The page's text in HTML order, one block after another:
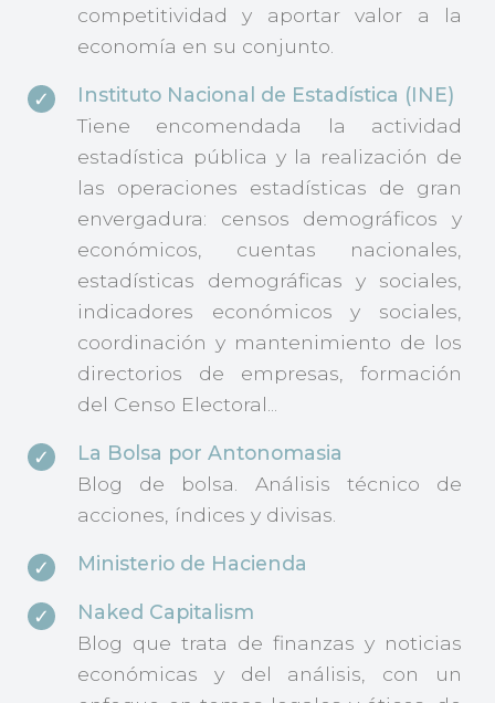
competitividad y aportar valor a la
economía en su conjunto.
Instituto Nacional de Estadística (INE)
Tiene encomendada la actividad
estadística pública y la realización de
las operaciones estadísticas de gran
envergadura: censos demográficos y
económicos, cuentas nacionales,
estadísticas demográficas y sociales,
indicadores económicos y sociales,
coordinación y mantenimiento de los
directorios de empresas, formación
del Censo Electoral...
La Bolsa por Antonomasia
Blog de bolsa. Análisis técnico de
acciones, índices y divisas.
Ministerio de Hacienda
Naked Capitalism
Blog que trata de finanzas y noticias
económicas y del análisis, con un